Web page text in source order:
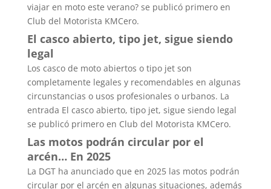
viajar en moto este verano? se publicó primero en
Club del Motorista KMCero.
El casco abierto, tipo jet, sigue siendo
legal
Los casco de moto abiertos o tipo jet son
completamente legales y recomendables en algunas
circunstancias o usos profesionales o urbanos. La
entrada El casco abierto, tipo jet, sigue siendo legal
se publicó primero en Club del Motorista KMCero.
Las motos podrán circular por el
arcén… En 2025
La DGT ha anunciado que en 2025 las motos podrán
circular por el arcén en algunas situaciones, además